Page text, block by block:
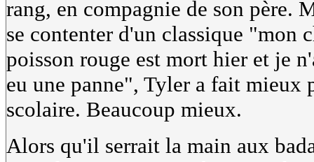
rang, en compagnie de son père.
se contenter d'un classique "mon
poisson rouge est mort hier et je
eu une panne", Tyler a fait mieux
scolaire. Beaucoup mieux.
Alors qu'il serrait la main aux